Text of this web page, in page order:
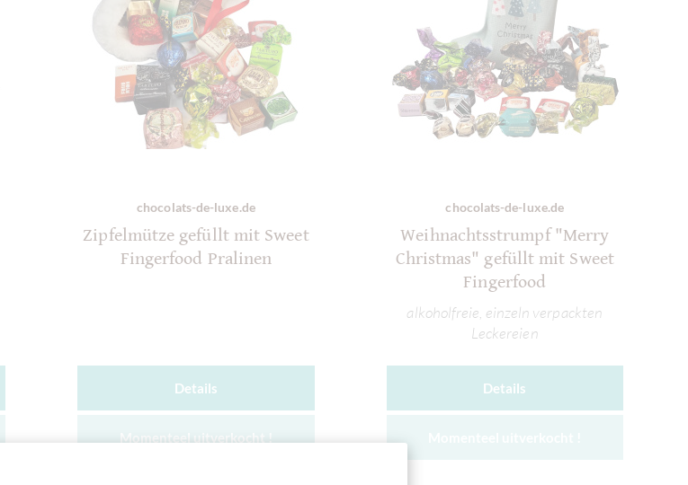
chocolats-de-luxe.de
Zipfelmütze gefüllt mit Sweet
Fingerfood Pralinen
Details
Momenteel uitverkocht !
chocolats-de-luxe.de
Weihnachtsstrumpf "Merry
Christmas" gefüllt mit Sweet
Fingerfood
alkoholfreie, einzeln verpackten
Leckereien
Details